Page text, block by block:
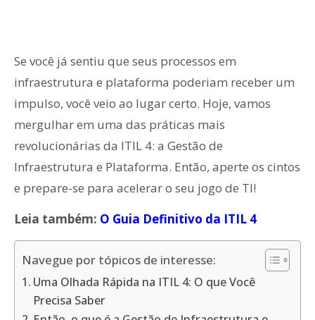
Se você já sentiu que seus processos em
infraestrutura e plataforma poderiam receber um
impulso, você veio ao lugar certo. Hoje, vamos
mergulhar em uma das práticas mais
revolucionárias da ITIL 4: a Gestão de
Infraestrutura e Plataforma. Então, aperte os cintos
e prepare-se para acelerar o seu jogo de TI!
Leia também: O Guia Definitivo da ITIL 4
Navegue por tópicos de interesse:
Uma Olhada Rápida na ITIL 4: O que Você
Precisa Saber